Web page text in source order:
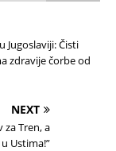
Jugoslaviji: Čisti
zdravije čorbe od
NEXT
za Tren, a
Ustima!”